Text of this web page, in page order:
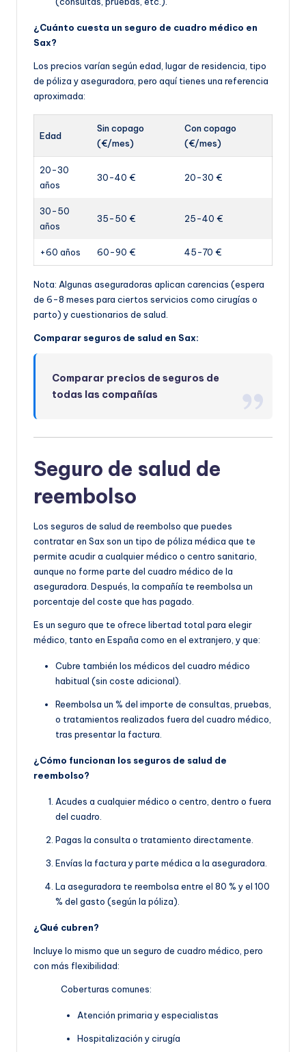
¿Cuánto cuesta un seguro de cuadro médico en
Sax?
Los precios varían según edad, lugar de residencia, tipo
de póliza y aseguradora, pero aquí tienes una referencia
aproximada:
Edad
Sin copago
(€/mes)
Con copago
(€/mes)
20-30
años
30-40 € 20-30 €
30-50
años
35-50 € 25-40 €
+60 años 60-90 € 45-70 €
Nota: Algunas aseguradoras aplican carencias (espera
de 6-8 meses para ciertos servicios como cirugías o
parto) y cuestionarios de salud.
Comparar seguros de salud en Sax:
Comparar precios de seguros de
todas las compañías
Seguro de salud de
reembolso
Los seguros de salud de reembolso que puedes
contratar en Sax son un tipo de póliza médica que te
permite acudir a cualquier médico o centro sanitario,
aunque no forme parte del cuadro médico de la
aseguradora. Después, la compañía te reembolsa un
porcentaje del coste que has pagado.
Es un seguro que te ofrece libertad total para elegir
médico, tanto en España como en el extranjero, y que:
Cubre también los médicos del cuadro médico
habitual (sin coste adicional).
Reembolsa un % del importe de consultas, pruebas,
o tratamientos realizados fuera del cuadro médico,
tras presentar la factura.
¿Cómo funcionan los seguros de salud de
reembolso?
Acudes a cualquier médico o centro, dentro o fuera
del cuadro.
Pagas la consulta o tratamiento directamente.
Envías la factura y parte médica a la aseguradora.
La aseguradora te reembolsa entre el 80 % y el 100
% del gasto (según la póliza).
¿Qué cubren?
Incluye lo mismo que un seguro de cuadro médico, pero
con más flexibilidad:
Coberturas comunes:
Atención primaria y especialistas
Hospitalización y cirugía